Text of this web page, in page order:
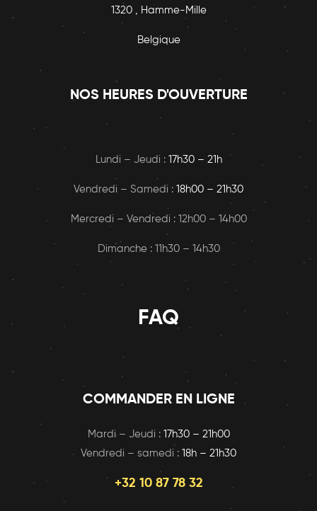
1320 , Hamme-Mille
Belgique
NOS HEURES D'OUVERTURE
Lundi – Jeudi : 17h30 – 21h
Vendredi – Samedi : 18h00 – 21h30
Mercredi – Vendredi : 12h00 – 14h00
Dimanche : 11h30 – 14h30
FAQ
COMMANDER EN LIGNE
Mardi – Jeudi : 17h30 – 21h00
Vendredi – samedi : 18h – 21h30
+32 10 87 78 32